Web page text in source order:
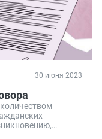
30 июня 2023